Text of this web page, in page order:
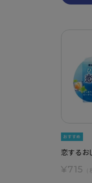
恋するお
¥715